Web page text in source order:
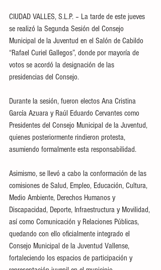
CIUDAD VALLES, S.L.P. – La tarde de este jueves
se realizó la Segunda Sesión del Consejo
Municipal de la Juventud en el Salón de Cabildo
“Rafael Curiel Gallegos”, donde por mayoría de
votos se acordó la designación de las
presidencias del Consejo.
Durante la sesión, fueron electos Ana Cristina
García Azuara y Raúl Eduardo Cervantes como
Presidentes del Consejo Municipal de la Juventud,
quienes posteriormente rindieron protesta,
asumiendo formalmente esta responsabilidad.
Asimismo, se llevó a cabo la conformación de las
comisiones de Salud, Empleo, Educación, Cultura,
Medio Ambiente, Derechos Humanos y
Discapacidad, Deporte, Infraestructura y Movilidad,
así como Comunicación y Relaciones Públicas,
quedando con ello oficialmente integrado el
Consejo Municipal de la Juventud Vallense,
fortaleciendo los espacios de participación y